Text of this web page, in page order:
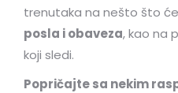
trenutaka na nešto što
posla i obaveza, kao na
koji sledi.
Popričajte sa nekim